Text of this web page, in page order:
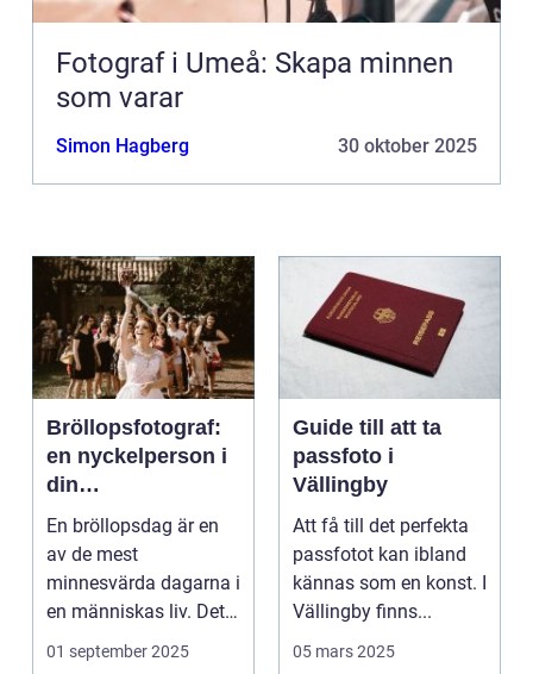
Fotograf i Umeå: Skapa minnen
som varar
Simon Hagberg 30 oktober 2025
Bröllopsfotograf:
en nyckelperson i
din
bröllopsberättelse
En bröllopsdag är en
av de mest
minnesvärda dagarna i
en människas liv. Det
&aum...
01 september 2025
Guide till att ta
passfoto i
Vällingby
Att få till det perfekta
passfotot kan ibland
kännas som en konst. I
Vällingby finns...
05 mars 2025